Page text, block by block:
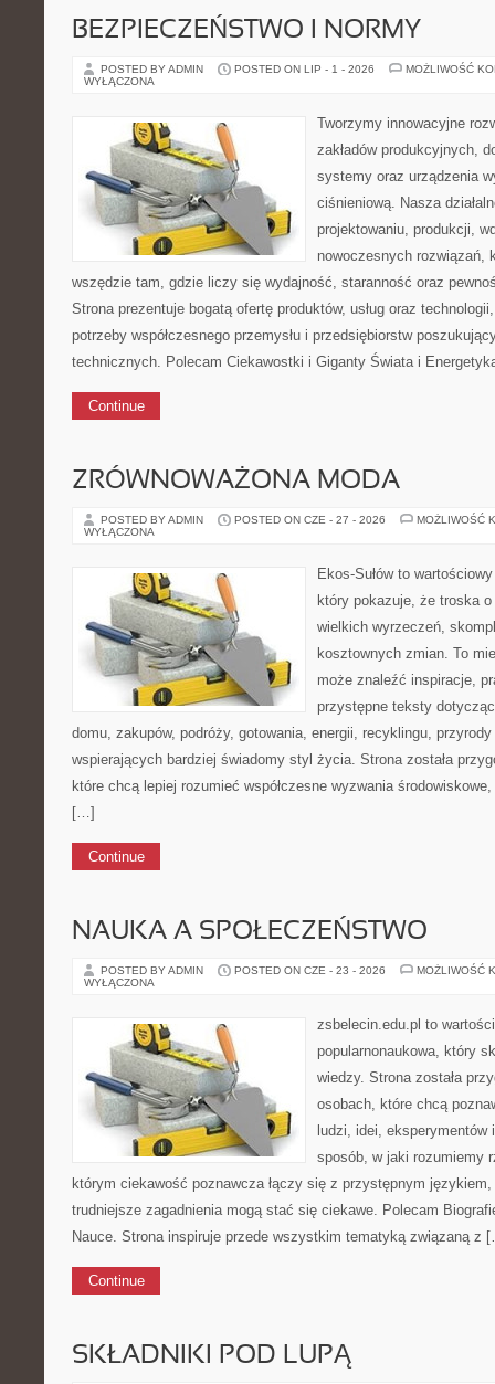
BEZPIECZEŃSTWO I NORMY
POSTED BY ADMIN POSTED ON LIP - 1 - 2026
MOŻLIWOŚĆ
WYŁĄCZONA
Tworzymy innowacyjne
zakładów produkcyjnych,
systemy oraz urządzenia
ciśnieniową. Nasza
projektowaniu, produkcji,
nowoczesnych rozwiązań,
wszędzie tam, gdzie liczy się wydajność, staranność oraz
Strona prezentuje bogatą ofertę produktów, usług oraz
potrzeby współczesnego przemysłu i przedsiębiorstw
technicznych. Polecam Ciekawostki i Giganty Świata i
Continue
ZRÓWNOWAŻONA MODA
POSTED BY ADMIN POSTED ON CZE - 27 - 2026
MOŻLIWOŚĆ
WYŁĄCZONA
Ekos-Sułów to
który pokazuje, że troska
wielkich wyrzeczeń,
kosztownych zmian. To
może znaleźć inspiracje,
przystępne teksty
domu, zakupów, podróży, gotowania, energii, recyklingu,
wspierających bardziej świadomy styl życia. Strona została
które chcą lepiej rozumieć współczesne wyzwania
[…]
Continue
NAUKA A SPOŁECZEŃSTWO
POSTED BY ADMIN POSTED ON CZE - 23 - 2026
MOŻLIWOŚĆ
WYŁĄCZONA
zsbelecin.edu.pl to
popularnonaukowa, który
wiedzy. Strona została
osobach, które chcą
ludzi, idei, eksperymentów
sposób, w jaki rozumiemy
którym ciekawość poznawcza łączy się z przystępnym
trudniejsze zagadnienia mogą stać się ciekawe. Polecam
Nauce. Strona inspiruje przede wszystkim tematyką związaną z
Continue
SKŁADNIKI POD LUPĄ